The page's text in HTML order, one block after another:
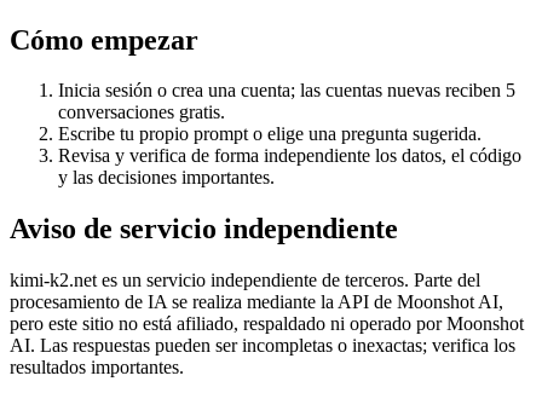
Cómo empezar
Inicia sesión o crea una cuenta; las cuentas nuevas reciben 5
conversaciones gratis.
Escribe tu propio prompt o elige una pregunta sugerida.
Revisa y verifica de forma independiente los datos, el código
y las decisiones importantes.
Aviso de servicio independiente
kimi-k2.net es un servicio independiente de terceros. Parte del
procesamiento de IA se realiza mediante la API de Moonshot AI,
pero este sitio no está afiliado, respaldado ni operado por Moonshot
AI. Las respuestas pueden ser incompletas o inexactas; verifica los
resultados importantes.